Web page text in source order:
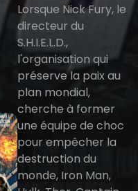
Lorsque Nick Fury, le
directeur du
S.H.I.E.L.D.,
l'organisation qui
préserve la paix au
plan mondial,
cherche à former
une équipe de choc
pour empêcher la
destruction du
monde, Iron Man,